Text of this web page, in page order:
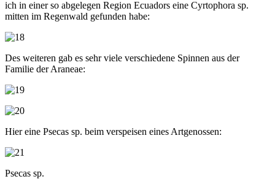
ich in einer so abgelegen Region Ecuadors eine Cyrtophora sp.
mitten im Regenwald gefunden habe:
Des weiteren gab es sehr viele verschiedene Spinnen aus der
Familie der Araneae:
Hier eine Psecas sp. beim verspeisen eines Artgenossen:
Psecas sp.